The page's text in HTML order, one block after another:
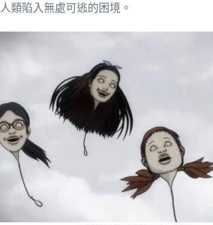
人類陷入無處可逃的困境。